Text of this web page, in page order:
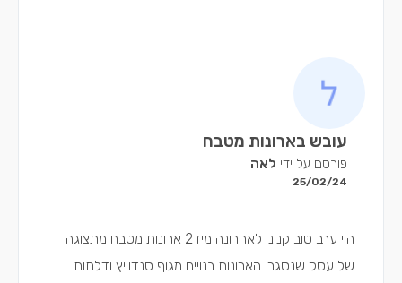
עובש בארונות מטבח
פורסם על ידי לאה
25/02/24
היי ערב טוב קנינו לאחרונה מיד2 ארונות מטבח מתצוגה
של עסק שנסגר. הארונות בנויים מגוף סנדוויץ ודלתות